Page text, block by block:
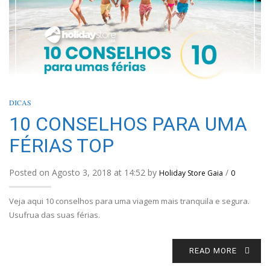
DICAS
10 CONSELHOS PARA UMA
FÉRIAS TOP
Posted on Agosto 3, 2018 at 14:52 by Holiday Store Gaia / 0
Veja aqui 10 conselhos para uma viagem mais tranquila e segura.
Usufrua das suas férias.
READ MORE